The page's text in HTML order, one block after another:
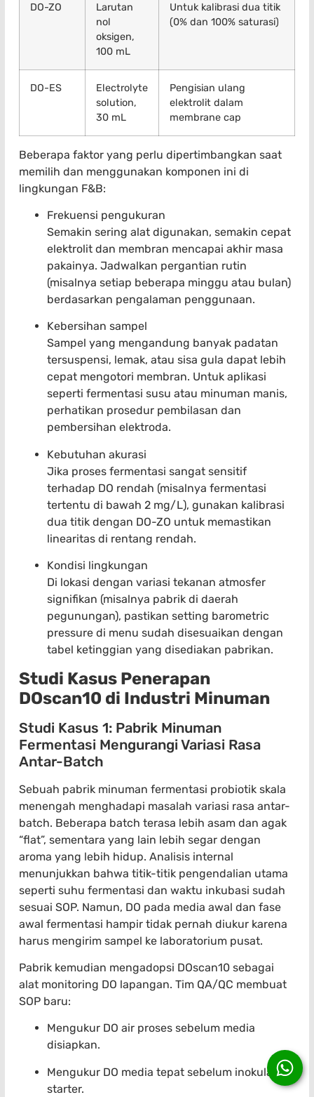
DO-ZO
Larutan
nol
oksigen,
100 mL
Untuk kalibrasi dua titik
(0% dan 100% saturasi)
DO-ES
Electrolyte
solution,
30 mL
Pengisian ulang
elektrolit dalam
membrane cap
Beberapa faktor yang perlu dipertimbangkan saat
memilih dan menggunakan komponen ini di
lingkungan F&B:
Frekuensi pengukuran
Semakin sering alat digunakan, semakin cepat
elektrolit dan membran mencapai akhir masa
pakainya. Jadwalkan pergantian rutin
(misalnya setiap beberapa minggu atau bulan)
berdasarkan pengalaman penggunaan.
Kebersihan sampel
Sampel yang mengandung banyak padatan
tersuspensi, lemak, atau sisa gula dapat lebih
cepat mengotori membran. Untuk aplikasi
seperti fermentasi susu atau minuman manis,
perhatikan prosedur pembilasan dan
pembersihan elektroda.
Kebutuhan akurasi
Jika proses fermentasi sangat sensitif
terhadap DO rendah (misalnya fermentasi
tertentu di bawah 2 mg/L), gunakan kalibrasi
dua titik dengan DO-ZO untuk memastikan
linearitas di rentang rendah.
Kondisi lingkungan
Di lokasi dengan variasi tekanan atmosfer
signifikan (misalnya pabrik di daerah
pegunungan), pastikan setting barometric
pressure di menu sudah disesuaikan dengan
tabel ketinggian yang disediakan pabrikan.
Studi Kasus Penerapan
DOscan10 di Industri Minuman
Studi Kasus 1: Pabrik Minuman
Fermentasi Mengurangi Variasi Rasa
Antar-Batch
Sebuah pabrik minuman fermentasi probiotik skala
menengah menghadapi masalah variasi rasa antar-
batch. Beberapa batch terasa lebih asam dan agak
“flat”, sementara yang lain lebih segar dengan
aroma yang lebih hidup. Analisis internal
menunjukkan bahwa titik-titik pengendalian utama
seperti suhu fermentasi dan waktu inkubasi sudah
sesuai SOP. Namun, DO pada media awal dan fase
awal fermentasi hampir tidak pernah diukur karena
harus mengirim sampel ke laboratorium pusat.
Pabrik kemudian mengadopsi DOscan10 sebagai
alat monitoring DO lapangan. Tim QA/QC membuat
SOP baru:
Mengukur DO air proses sebelum media
disiapkan.
Mengukur DO media tepat sebelum inokulasi
starter.